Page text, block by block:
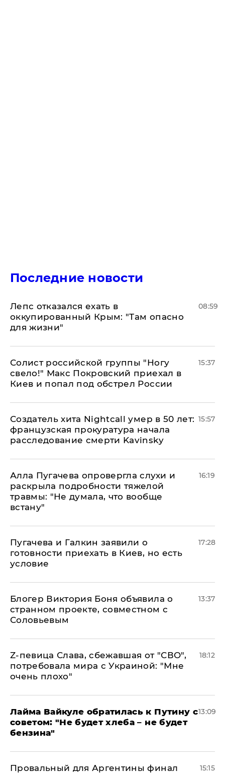
Последние новости
Лепс отказался ехать в
оккупированный Крым: "Там опасно
для жизни"
08:59
Солист российской группы "Ногу
свело!" Макс Покровский приехал в
Киев и попал под обстрел России
15:37
Создатель хита Nightcall умер в 50 лет:
французская прокуратура начала
расследование смерти Kavinsky
15:57
Алла Пугачева опровергла слухи и
раскрыла подробности тяжелой
травмы: "Не думала, что вообще
встану"
16:19
Пугачева и Галкин заявили о
готовности приехать в Киев, но есть
условие
17:28
Блогер Виктория Боня объявила о
странном проекте, совместном с
Соловьевым
13:37
Z-певица Слава, сбежавшая от "СВО",
потребовала мира с Украиной: "Мне
очень плохо"
18:12
Лайма Вайкуле обратилась к Путину с
советом: "Не будет хлеба – не будет
бензина"
13:09
Провальный для Аргентины финал 15:15